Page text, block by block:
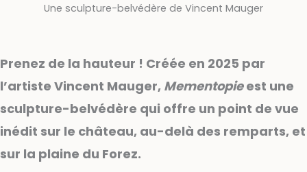
Une sculpture-belvédère de Vincent Mauger
Prenez de la hauteur ! Créée en 2025 par
l’artiste Vincent Mauger, Mementopieest une
sculpture-belvédère qui offre un point de vue
inédit sur le château, au-delà des remparts, et
sur la plaine du Forez.